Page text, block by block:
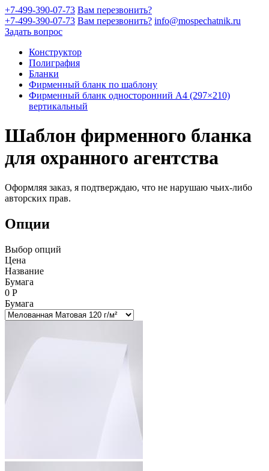
+7-499-390-07-73 Вам перезвонить?
+7-499-390-07-73 Вам перезвонить? info@mospechatnik.ru
Задать вопрос
Конструктор
Полиграфия
Бланки
Фирменный бланк по шаблону
Фирменный бланк односторонний A4 (297×210)
вертикальный
Шаблон фирменного бланка
для охранного агентства
Оформляя заказ, я подтверждаю, что не нарушаю чьих-либо
авторских прав.
Опции
Выбор опций
Цена
Название
Бумага
0 Р
Бумага